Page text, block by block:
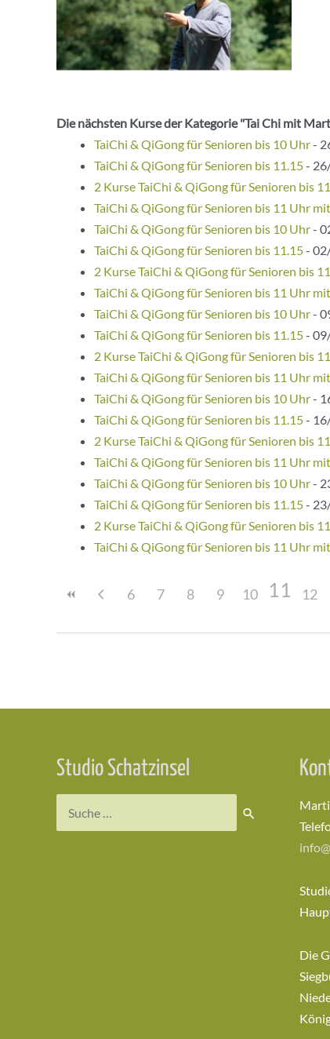
Die nächsten Kurse der Kategorie "Tai Chi mit
TaiChi & QiGong für Senioren bis 10 Uhr-
TaiChi & QiGong für Senioren bis 11.15-
2 Kurse TaiChi & QiGong für Senioren bis
TaiChi & QiGong für Senioren bis 11 Uhr
TaiChi & QiGong für Senioren bis 10 Uhr-
TaiChi & QiGong für Senioren bis 11.15-
2 Kurse TaiChi & QiGong für Senioren bis
TaiChi & QiGong für Senioren bis 11 Uhr
TaiChi & QiGong für Senioren bis 10 Uhr-
TaiChi & QiGong für Senioren bis 11.15-
2 Kurse TaiChi & QiGong für Senioren bis
TaiChi & QiGong für Senioren bis 11 Uhr
TaiChi & QiGong für Senioren bis 10 Uhr-
TaiChi & QiGong für Senioren bis 11.15-
2 Kurse TaiChi & QiGong für Senioren bis
TaiChi & QiGong für Senioren bis 11 Uhr
TaiChi & QiGong für Senioren bis 10 Uhr-
TaiChi & QiGong für Senioren bis 11.15-
2 Kurse TaiChi & QiGong für Senioren bis
TaiChi & QiGong für Senioren bis 11 Uhr
6 7 8 9 10 11 12
Studio Schatzinsel
Die